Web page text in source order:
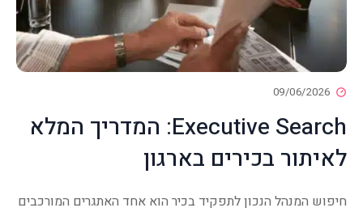
09/06/2026
Executive Search: המדריך המלא
לאיתור בכירים בארגון
חיפוש המנהל הנכון לתפקיד בכיר הוא אחד האתגרים המורכבים